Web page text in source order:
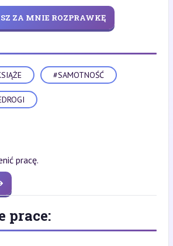
ZA MNIE ROZPRAWKĘ
#SAMOTNOŚĆ
pracę.
prace: